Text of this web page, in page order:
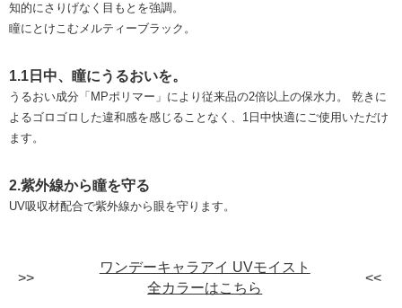
知的にさりげなく目もとを強調。
瞳にとけこむメルティーブラック。
1.1日中、瞳にうるおいを。
うるおい成分「MPポリマー」により従来品の2倍以上の保水力。 乾きに
よるゴロゴロした違和感を感じることなく、1日中快適にご使用いただけ
ます。
2.紫外線から瞳を守る
UV吸収材配合で紫外線から眼を守ります。
ワンデーキャラアイ UVモイスト
全カラーはこちら